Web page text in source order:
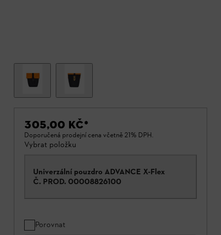
305,00 KČ*
Doporučená prodejní cena včetně 21% DPH.
Vybrat položku
Univerzální pouzdro ADVANCE X-Flex
Č. PROD. 00008826100
Porovnat